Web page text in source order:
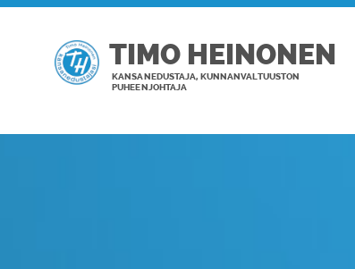
TIMO HEINONEN
KANSANEDUSTAJA, KUNNANVALTUUSTON
PUHEENJOHTAJA